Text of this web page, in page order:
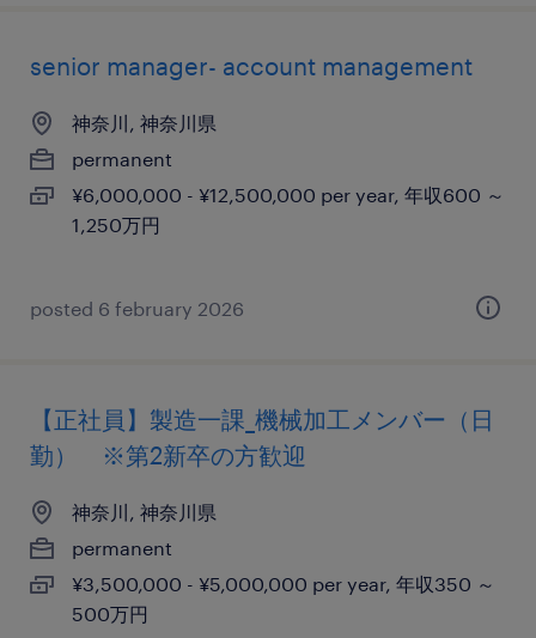
senior manager- account management
神奈川, 神奈川県
permanent
¥6,000,000 - ¥12,500,000 per year, 年収600 ～
1,250万円
posted 6 february 2026
【正社員】製造一課_機械加工メンバー（日
勤） ※第2新卒の方歓迎
神奈川, 神奈川県
permanent
¥3,500,000 - ¥5,000,000 per year, 年収350 ～
500万円